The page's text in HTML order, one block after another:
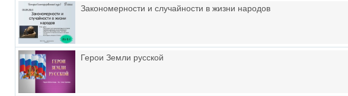
Закономерности и случайности в жизни народов
Герои Земли русской